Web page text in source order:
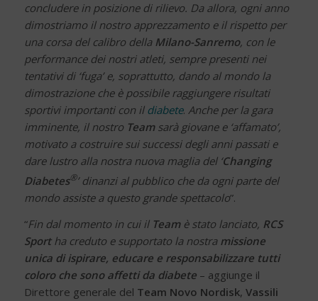
concludere in posizione di rilievo. Da allora, ogni anno
dimostriamo il nostro apprezzamento e il rispetto per
una corsa del calibro della Milano-Sanremo, con le
performance dei nostri atleti, sempre presenti nei
tentativi di ‘fuga’ e, soprattutto, dando al mondo la
dimostrazione che è possibile raggiungere risultati
sportivi importanti con il diabete. Anche per la gara
imminente, il nostro Teamsarà giovane e ‘affamato’,
motivato a costruire sui successi degli anni passati e
dare lustro alla nostra nuova maglia del ‘Changing
Diabetes®’ dinanzi al pubblico che da ogni parte del
mondo assiste a questo grande spettacolo”.
“Fin dal momento in cui ilTeamè stato lanciato, RCS
Sport ha creduto e supportato la nostra missione
unica di ispirare, educare e responsabilizzare tutti
coloro che sono affetti da diabete– aggiunge il
Direttore generale del Team Novo Nordisk, Vassili